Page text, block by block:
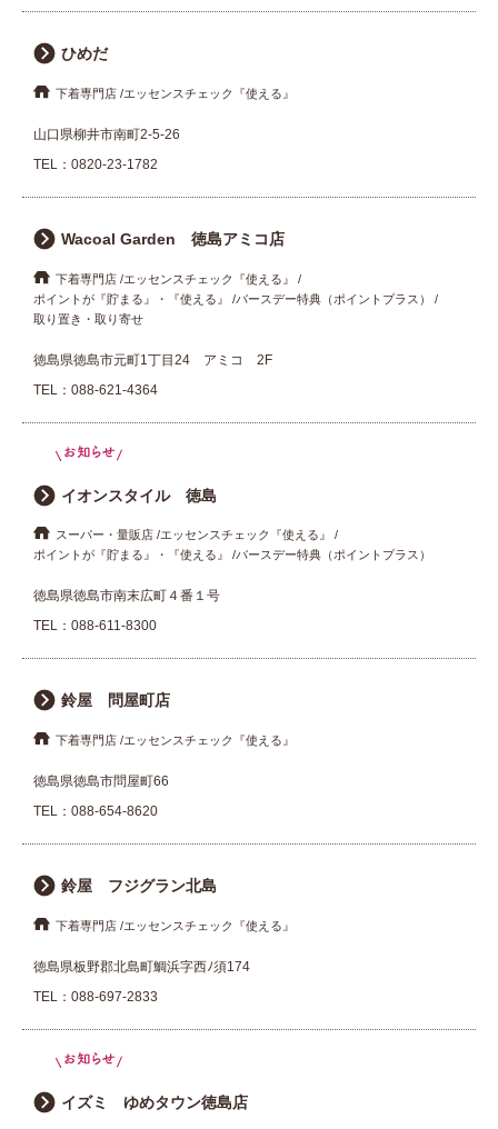
ひめだ
下着専門店 エッセンスチェック『使える』
山口県柳井市南町2-5-26
TEL： 0820-23-1782
Wacoal Garden 徳島アミコ店
下着専門店 エッセンスチェック『使える』
ポイントが『貯まる』・『使える』
バースデー特典（ポイントプラス）
取り置き・取り寄せ
徳島県徳島市元町1丁目24 アミコ 2F
TEL： 088-621-4364
イオンスタイル 徳島
スーパー・量販店 エッセンスチェック『使える』
ポイントが『貯まる』・『使える』
バースデー特典（ポイントプラス）
徳島県徳島市南末広町４番１号
TEL： 088-611-8300
鈴屋 問屋町店
下着専門店 エッセンスチェック『使える』
徳島県徳島市問屋町66
TEL： 088-654-8620
鈴屋 フジグラン北島
下着専門店 エッセンスチェック『使える』
徳島県板野郡北島町鯛浜字西ﾉ須174
TEL： 088-697-2833
イズミ ゆめタウン徳島店